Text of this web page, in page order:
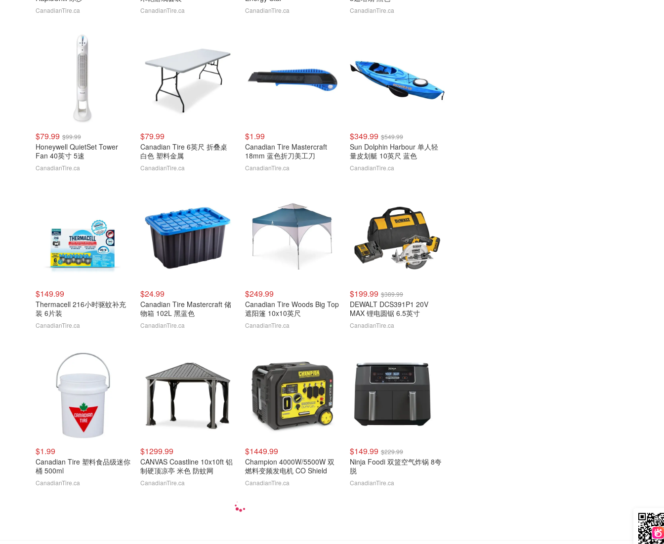
CanadianTire.ca CanadianTire.ca CanadianTire.ca CanadianTire.ca
$79.99 $99.99
Honeywell QuietSet Tower
Fan 40英寸 5速
CanadianTire.ca
$79.99
Canadian Tire 6英尺 折叠桌
白色 塑料金属
CanadianTire.ca
$1.99
Canadian Tire Mastercraft
18mm 蓝色折刀美工刀
CanadianTire.ca
$349.99 $549.99
Sun Dolphin Harbour 单人轻
量皮划艇 10英尺 蓝色
CanadianTire.ca
$149.99
Thermacell 216小时驱蚊补充
装 6片装
CanadianTire.ca
$24.99
Canadian Tire Mastercraft 储
物箱 102L 黑蓝色
CanadianTire.ca
$249.99
Canadian Tire Woods Big Top
遮阳篷 10x10英尺
CanadianTire.ca
$199.99 $389.99
DEWALT DCS391P1 20V
MAX 锂电圆锯 6.5英寸
CanadianTire.ca
$1.99
Canadian Tire 塑料食品级迷你
桶 500ml
CanadianTire.ca
$1299.99
CANVAS Coastline 10x10ft 铝
制硬顶凉亭 米色 防蚊网
CanadianTire.ca
$1449.99
Champion 4000W/5500W 双
燃料变频发电机 CO Shield
CanadianTire.ca
$149.99 $229.99
Ninja Foodi 双篮空气炸锅 8夸
脱
CanadianTire.ca